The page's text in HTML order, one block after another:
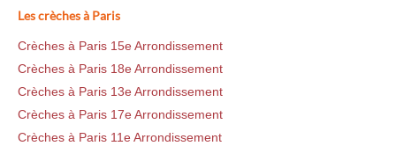
Les crèches à Paris
Crèches à Paris 15e Arrondissement
Crèches à Paris 18e Arrondissement
Crèches à Paris 13e Arrondissement
Crèches à Paris 17e Arrondissement
Crèches à Paris 11e Arrondissement